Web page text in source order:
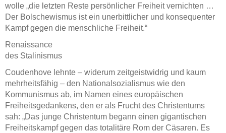
wolle „die letzten Reste persönlicher Freiheit vernichten …
Der Bolschewismus ist ein unerbittlicher und konsequenter
Kampf gegen die menschliche Freiheit.“
Renaissance
des Stalinismus
Coudenhove lehnte – widerum zeitgeistwidrig und kaum
mehrheitsfähig – den Nationalsozialismus wie den
Kommunismus ab, im Namen eines europäischen
Freiheitsgedankens, den er als Frucht des Christentums
sah: „Das junge Christentum begann einen gigantischen
Freiheitskampf gegen das totalitäre Rom der Cäsaren. Es